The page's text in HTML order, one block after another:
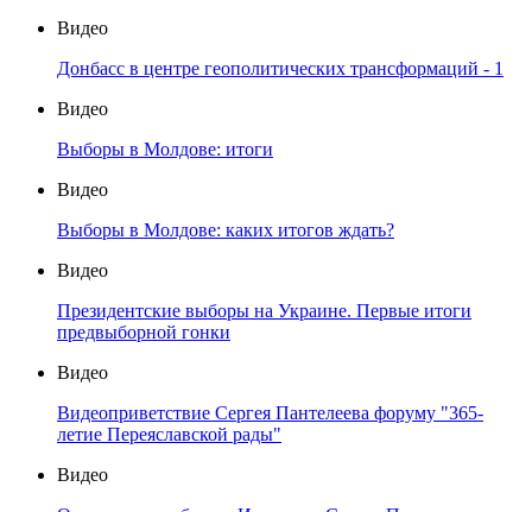
Видео
Донбасс в центре геополитических трансформаций - 1
Видео
Выборы в Молдове: итоги
Видео
Выборы в Молдове: каких итогов ждать?
Видео
Президентские выборы на Украине. Первые итоги
предвыборной гонки
Видео
Видеоприветствие Сергея Пантелеева форуму "365-
летие Переяславской рады"
Видео